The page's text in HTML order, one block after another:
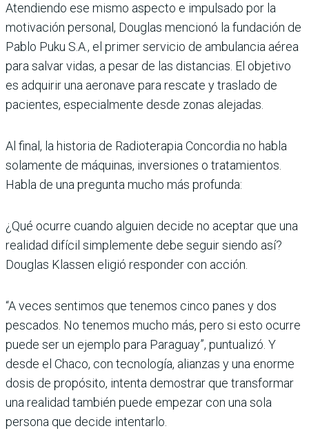
Atendiendo ese mismo aspecto e impulsado por la
motivación personal, Douglas mencionó la fundación de
Pablo Puku S.A., el primer servicio de ambulancia aérea
para salvar vidas, a pesar de las distancias. El objetivo
es adquirir una aeronave para rescate y traslado de
pacientes, especialmente desde zonas alejadas.
Al final, la historia de Radioterapia Concordia no habla
solamente de máquinas, inversiones o tratamientos.
Habla de una pregunta mucho más profunda:
¿Qué ocurre cuando alguien decide no aceptar que una
realidad difícil simplemente debe seguir siendo así?
Douglas Klassen eligió responder con acción.
“A veces sentimos que tenemos cinco panes y dos
pescados. No tenemos mucho más, pero si esto ocurre
puede ser un ejemplo para Paraguay”, puntualizó. Y
desde el Chaco, con tecnología, alianzas y una enorme
dosis de propósito, intenta demostrar que transformar
una realidad también puede empezar con una sola
persona que decide intentarlo.